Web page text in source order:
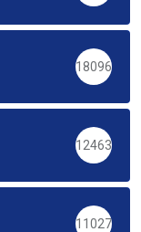
18096
12463
11027